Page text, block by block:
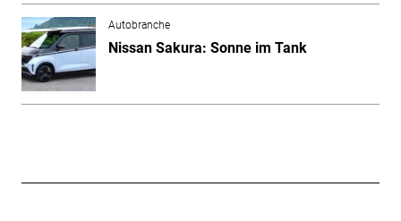
Autobranche
Nissan Sakura: Sonne im Tank